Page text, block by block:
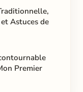
Astuces de
Premier